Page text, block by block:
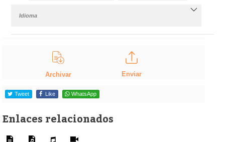
Idioma
Archivar Enviar
Tweet Like WhatsApp
Enlaces relacionados